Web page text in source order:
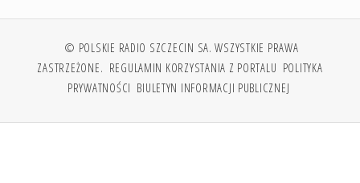
© POLSKIE RADIO SZCZECIN SA. WSZYSTKIE PRAWA
ZASTRZEŻONE. REGULAMIN KORZYSTANIA Z PORTALU POLITYKA
PRYWATNOŚCI BIULETYN INFORMACJI PUBLICZNEJ